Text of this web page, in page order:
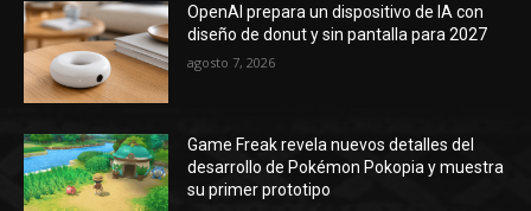
OpenAI prepara un dispositivo de IA con
diseño de donut y sin pantalla para 2027
agosto 7, 2026
Game Freak revela nuevos detalles del
desarrollo de Pokémon Pokopia y muestra
su primer prototipo